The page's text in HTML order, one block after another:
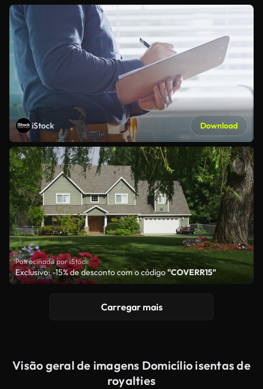
iStock Download
Patrocinado por iStock
Exclusivo: -15% de desconto com o código"COVERR15"
Carregar mais
Visão geral de imagens Domicílio isentas de
royalties